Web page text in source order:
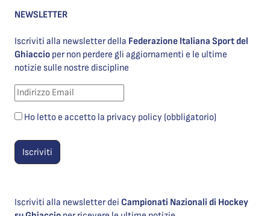
NEWSLETTER
Iscriviti alla newsletter della Federazione Italiana Sport del
Ghiaccio per non perdere gli aggiornamenti e le ultime
notizie sulle nostre discipline
Ho letto e accetto la privacy policy (obbligatorio)
Iscriviti alla newsletter dei Campionati Nazionali di Hockey